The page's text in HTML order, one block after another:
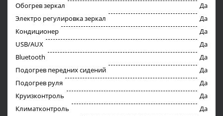
Обогрев зеркал
Да
Электро регулировка зеркал
Да
Кондиционер
Да
USB/AUX
Да
Bluetooth
Да
Подогрев передних сидений
Да
Подогрев руля
Да
Круизконтроль
Да
Климатконтроль
Да